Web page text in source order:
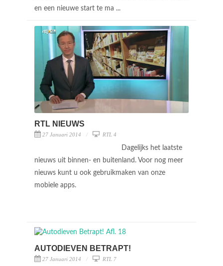
en een nieuwe start te ma ...
RTL NIEUWS
27 Januari 2014 RTL 4
Dagelijks het laatste
nieuws uit binnen- en buitenland. Voor nog meer
nieuws kunt u ook gebruikmaken van onze
mobiele apps.
AUTODIEVEN BETRAPT!
27 Januari 2014 RTL 7